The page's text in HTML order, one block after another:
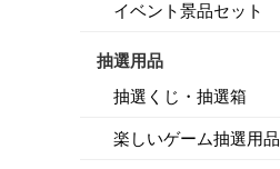
イベント景品セット
抽選用品
抽選くじ・抽選箱
楽しいゲーム抽選用品